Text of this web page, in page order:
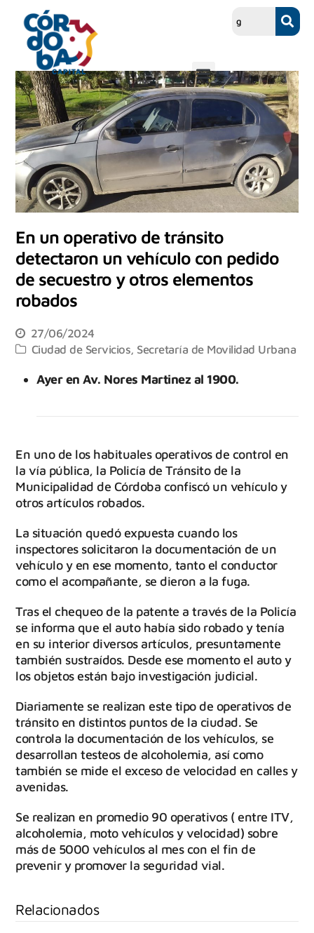
En un operativo de tránsito
detectaron un vehículo con pedido
de secuestro y otros elementos
robados
27/06/2024
Ciudad de Servicios Secretaría de Movilidad Urbana
Ayer en Av. Nores Martinez al 1900.
En uno de los habituales operativos de control en
la vía pública, la Policía de Tránsito de la
Municipalidad de Córdoba confiscó un vehículo y
otros artículos robados.
La situación quedó expuesta cuando los
inspectores solicitaron la documentación de un
vehículo y en ese momento, tanto el conductor
como el acompañante, se dieron a la fuga.
Tras el chequeo de la patente a través de la Policía
se informa que el auto había sido robado y tenía
en su interior diversos artículos, presuntamente
también sustraídos. Desde ese momento el auto y
los objetos están bajo investigación judicial.
Diariamente se realizan este tipo de operativos de
tránsito en distintos puntos de la ciudad. Se
controla la documentación de los vehículos, se
desarrollan testeos de alcoholemia, así como
también se mide el exceso de velocidad en calles y
avenidas.
Se realizan en promedio 90 operativos ( entre ITV,
alcoholemia, moto vehículos y velocidad) sobre
más de 5000 vehículos al mes con el fin de
prevenir y promover la seguridad vial.
Relacionados